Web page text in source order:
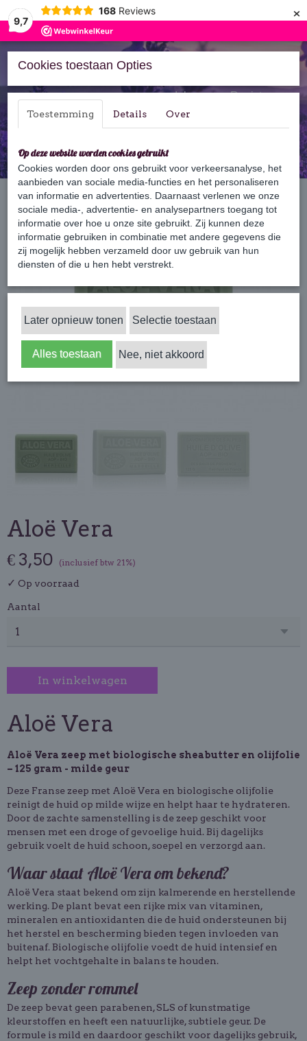
9,7
168 Reviews ×
Inloggen Registreren
Home › Zeep › 125 gram zeep › Aloë Vera
Aloë Vera
€ 3,50 (inclusief btw 21%)
✓ Op voorraad
Aantal
In winkelwagen
Aloë Vera
Aloë Vera zeep met biologische sheabutter en olijfolie
– 125 gram - milde geur
Deze Franse zeep met Aloë Vera en biologische olijfolie
reinigt de huid op milde wijze en helpt haar te hydrateren.
Door de zachte samenstelling is de zeep geschikt voor
mensen met een droge of gevoelige huid. Bij dagelijks
gebruik voelt de huid schoon, soepel en verzorgd aan.
Waar staat Aloë Vera om bekend?
Aloë Vera staat bekend om zijn kalmerende en herstellende
werking. De plant bevat een rijke mix van vitaminen,
mineralen en antioxidanten die de huid ondersteunen bij
het herstel en bescherming bieden tegen invloeden van
buitenaf. Biologische olijfolie voedt de huid intensief en
helpt het vochtgehalte in balans te houden.
Zeep zonder rommel
De zeep bevat geen parabenen, SLS of kunstmatige
kleurstoffen en heeft een natuurlijke, subtiele geur. De
formule is mild en daardoor geschikt voor dagelijks gebruik,
Cookies toestaan Opties
Toestemming Details Over
Op deze website worden cookies gebruikt
Cookies worden door ons gebruikt voor verkeersanalyse, het
aanbieden van sociale media-functies en het personaliseren
van informatie en advertenties. Daarnaast verlenen we onze
sociale media-, advertentie- en analysepartners toegang tot
informatie over hoe u onze site gebruikt. Zij kunnen deze
informatie gebruiken in combinatie met andere gegevens die
zij mogelijk hebben verzameld door uw gebruik van hun
diensten of die u hen hebt verstrekt.
Later opnieuw tonen Selectie toestaan
Alles toestaan Nee, niet akkoord